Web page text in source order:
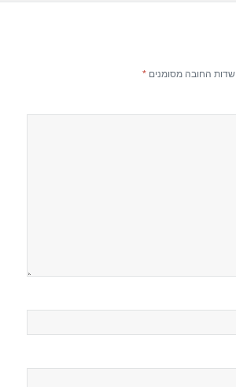
שדות החובה מסומנים*